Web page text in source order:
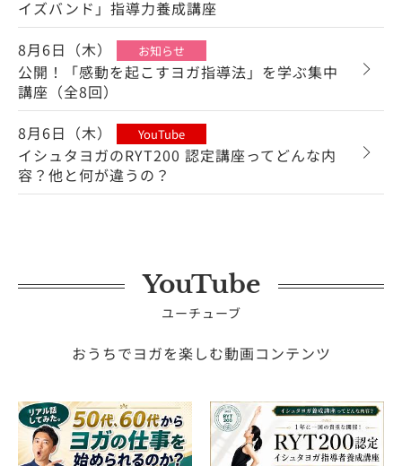
イズバンド」指導力養成講座
8月6日（木）
お知らせ
公開！「感動を起こすヨガ指導法」を学ぶ集中
講座（全8回）
8月6日（木）
YouTube
イシュタヨガのRYT200 認定講座ってどんな内
容？他と何が違うの？
YouTube
ユーチューブ
おうちでヨガを楽しむ動画コンテンツ